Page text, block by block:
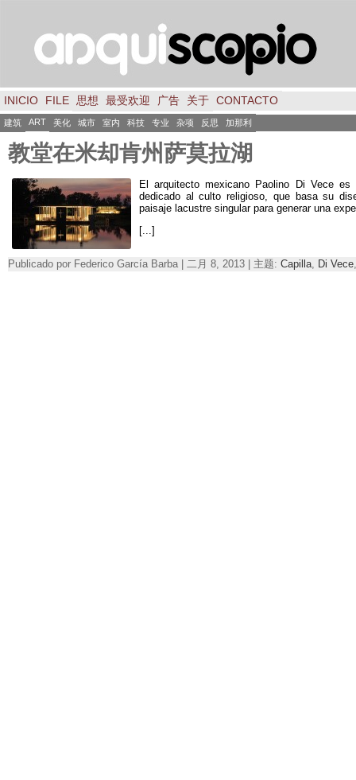
INICIO FILE 思想 最受欢迎 广告 关于 CONTACTO
建筑 ART 美化 城市 室内 科技 专业 杂项 反思 加那利
教堂在米却肯州萨莫拉湖
El arquitecto mexicano Paolino Di Vece
dedicado al culto religioso
que basa su
paisaje lacustre singular para generar una
[...]
Publicado por Federico García Barba | 二月 8, 2013 | 主题: Capilla Di Vece